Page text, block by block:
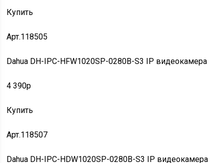
Купить
Арт.118505
Dahua DH-IPC-HFW1020SP-0280B-S3 IP видеокамера
4 390p
Купить
Арт.118507
Dahua DH-IPC-HDW1020SP-0280B-S3 IP видеокамера